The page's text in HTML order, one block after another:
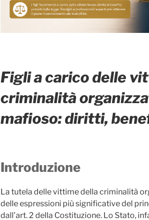
Figli a carico delle
criminalità
mafioso: diritti,
Introduzione
La tutela delle vittime della criminalità
delle espressioni più significative del
dall’art. 2 della Costituzione. Lo Stato,